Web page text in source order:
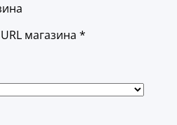
URL магазина *